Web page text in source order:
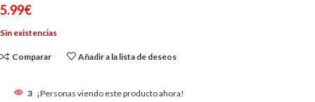
5.99€
Sin existencias
Comparar Añadir a la lista de deseos
3 ¡Personas viendo este producto ahora!